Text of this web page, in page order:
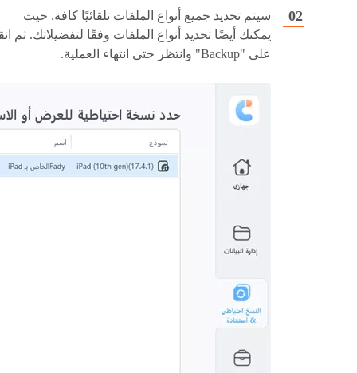
سيتم تحديد جميع أنواع الملفات تلقائيًا كافة. حيث
يمكنك أيضًا تحديد أنواع الملفات وفقًا لتفضيلاتك. ثم
على "Backup" وانتظر حتى انتهاء العملية.